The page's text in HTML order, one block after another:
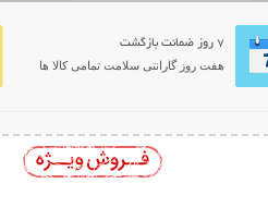
7 روز ضمانت بازگشت
هفت روز گارانتی سلامت تمامی کالا ها